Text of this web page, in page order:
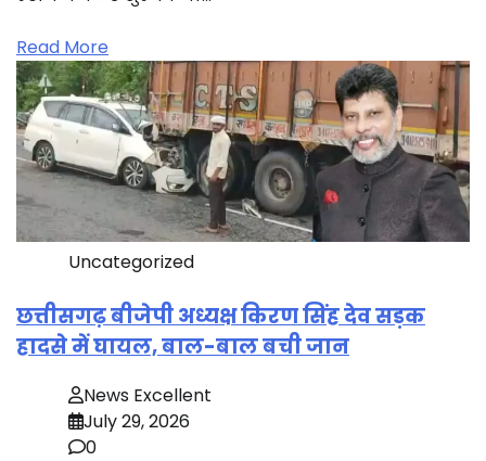
Read More
Uncategorized
छत्तीसगढ़ बीजेपी अध्यक्ष किरण सिंह देव सड़क
हादसे में घायल, बाल-बाल बची जान
News Excellent
July 29, 2026
0